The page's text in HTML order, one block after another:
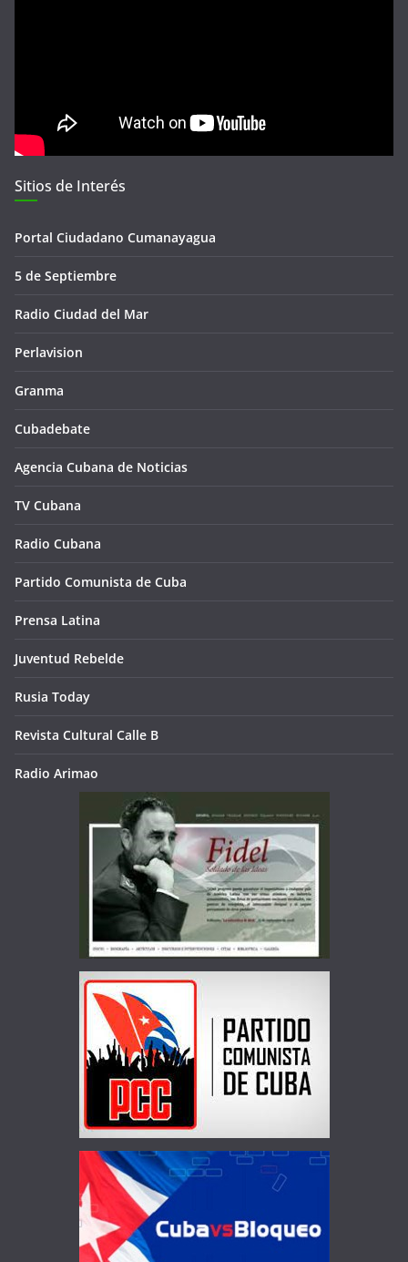
Sitios de Interés
Portal Ciudadano Cumanayagua
5 de Septiembre
Radio Ciudad del Mar
Perlavision
Granma
Cubadebate
Agencia Cubana de Noticias
TV Cubana
Radio Cubana
Partido Comunista de Cuba
Prensa Latina
Juventud Rebelde
Rusia Today
Revista Cultural Calle B
Radio Arimao